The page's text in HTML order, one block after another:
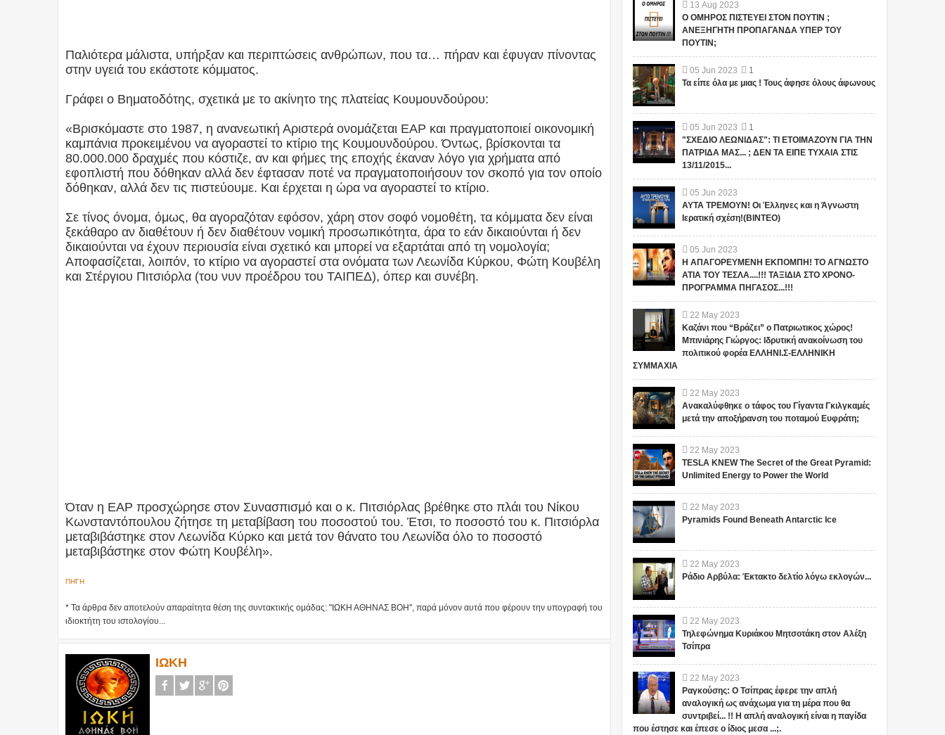
Παλιότερα μάλιστα, υπήρξαν και περιπτώσεις ανθρώπων, που τα… πήραν και έφυγαν πίνοντας
στην υγειά του εκάστοτε κόμματος.
Γράφει ο Βηματοδότης, σχετικά με το ακίνητο της πλατείας Κουμουνδούρου:
«Βρισκόμαστε στο 1987, η ανανεωτική Αριστερά ονομάζεται ΕΑΡ και πραγματοποιεί οικονομική
καμπάνια προκειμένου να αγοραστεί το κτίριο της Κουμουνδούρου. Όντως, βρίσκονται τα
80.000.000 δραχμές που κόστιζε, αν και φήμες της εποχής έκαναν λόγο για χρήματα από
εφοπλιστή που δόθηκαν αλλά δεν έφτασαν ποτέ να πραγματοποιήσουν τον σκοπό για τον οποίο
δόθηκαν, αλλά δεν τις πιστεύουμε. Και έρχεται η ώρα να αγοραστεί το κτίριο.
Σε τίνος όνομα, όμως, θα αγοραζόταν εφόσον, χάρη στον σοφό νομοθέτη, τα κόμματα δεν είναι
ξεκάθαρο αν διαθέτουν ή δεν διαθέτουν νομική προσωπικότητα, άρα το εάν δικαιούνται ή δεν
δικαιούνται να έχουν περιουσία είναι σχετικό και μπορεί να εξαρτάται από τη νομολογία;
Αποφασίζεται, λοιπόν, το κτίριο να αγοραστεί στα ονόματα των Λεωνίδα Κύρκου, Φώτη Κουβέλη
και Στέργιου Πιτσιόρλα (του νυν προέδρου του ΤΑΙΠΕΔ), όπερ και συνέβη.
Όταν η ΕΑΡ προσχώρησε στον Συνασπισμό και ο κ. Πιτσιόρλας βρέθηκε στο πλάι του Νίκου
Κωνσταντόπουλου ζήτησε τη μεταβίβαση του ποσοστού του. Έτσι, το ποσοστό του κ. Πιτσιόρλα
μεταβιβάστηκε στον Λεωνίδα Κύρκο και μετά τον θάνατο του Λεωνίδα όλο το ποσοστό
μεταβιβάστηκε στον Φώτη Κουβέλη».
ΠΗΓΗ
* Τα άρθρα δεν αποτελούν απαραίτητα θέση της συντακτικής ομάδας: "ΙΩΚΗ ΑΘΗΝΑΣ ΒΟΗ", παρά μόνον αυτά που φέρουν την υπογραφή του
ιδιοκτήτη του ιστολογίου...
ΙΩΚΗ
13 Aug 2023
Ο ΟΜΗΡΟΣ ΠΙΣΤΕΥΕΙ ΣΤΟΝ ΠΟΥΤΙΝ ;
ΑΝΕΞΗΓΗΤΗ ΠΡΟΠΑΓΑΝΔΑ ΥΠΕΡ ΤΟΥ
ΠΟΥΤΙΝ;
05 Jun 2023
1
Τα είπε όλα με μιας ! Τους άφησε όλους άφωνους
05 Jun 2023
1
"ΣΧΕΔΙΟ ΛΕΩΝΙΔΑΣ": ΤΙ ΕΤΟΙΜΑΖΟΥΝ ΓΙΑ ΤΗΝ
ΠΑΤΡΙΔΑ ΜΑΣ... ; ΔΕΝ ΤΑ ΕΙΠΕ ΤΥΧΑΙΑ ΣΤΙΣ
13/11/2015...
05 Jun 2023
ΑΥΤΑ ΤΡΕΜΟΥΝ! Οι Έλληνες και η Άγνωστη
Ιερατική σχέση!(ΒΙΝΤΕΟ)
05 Jun 2023
Η ΑΠΑΓΟΡΕΥΜΕΝΗ ΕΚΠΟΜΠΗ! ΤΟ ΑΓΝΩΣΤΟ
ΑΤΙΑ ΤΟΥ ΤΕΣΛΑ....!!! ΤΑΞΙΔΙΑ ΣΤΟ ΧΡΟΝΟ-
ΠΡΟΓΡΑΜΜΑ ΠΗΓΑΣΟΣ...!!!
22 May 2023
Καζάνι που “Βράζει” ο Πατριωτικος χώρος!
Μπινιάρης Γιώργος: Ιδρυτική ανακοίνωση του
πολιτικού φορέα ΕΛΛΗΝΙ.Σ-ΕΛΛΗΝΙΚΗ
ΣΥΜΜΑΧΙΑ
22 May 2023
Ανακαλύφθηκε ο τάφος του Γίγαντα Γκιλγκαμές
μετά την αποξήρανση του ποταμού Ευφράτη;
22 May 2023
TESLA KNEW The Secret of the Great Pyramid:
Unlimited Energy to Power the World
22 May 2023
Pyramids Found Beneath Antarctic Ice
22 May 2023
Ράδιο Αρβύλα: Έκτακτο δελτίο λόγω εκλογών...
22 May 2023
Τηλεφώνημα Κυριάκου Μητσοτάκη στον Αλέξη
Τσίπρα
22 May 2023
Ραγκούσης: Ο Τσίπρας έφερε την απλή
αναλογική ως ανάχωμα για τη μέρα που θα
συντριβεί... !! Η απλή αναλογική είναι η παγίδα
που έστησε και έπεσε ο ίδιος μεσα ...;.